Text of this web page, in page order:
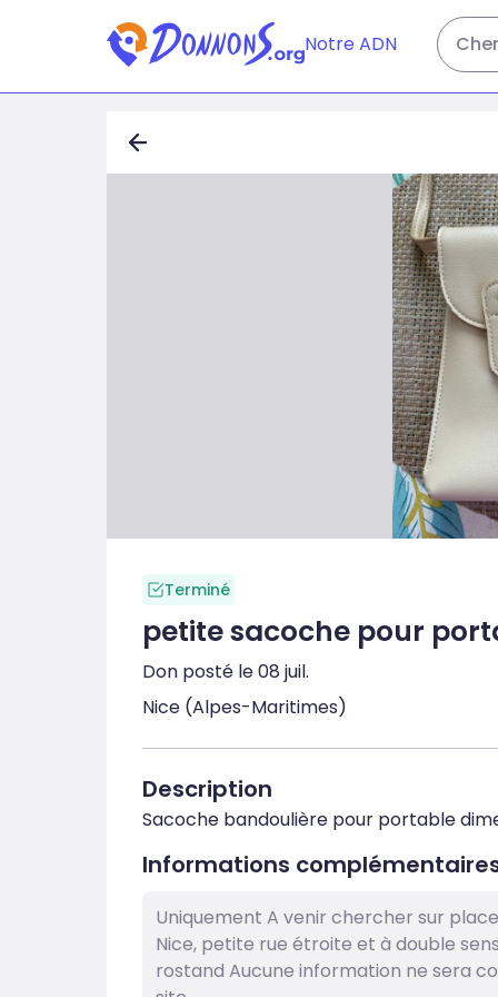
Notre ADN
Terminé
petite sacoche pour
Don posté le 08 juil.
Nice (Alpes-Maritimes)
Description
Sacoche bandoulière pour portable
Informations
Uniquement A venir chercher sur
Nice, petite rue étroite et à double
rostand Aucune information ne sera